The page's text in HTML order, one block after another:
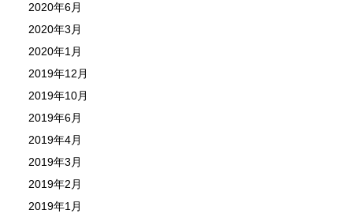
2020年6月
2020年3月
2020年1月
2019年12月
2019年10月
2019年6月
2019年4月
2019年3月
2019年2月
2019年1月